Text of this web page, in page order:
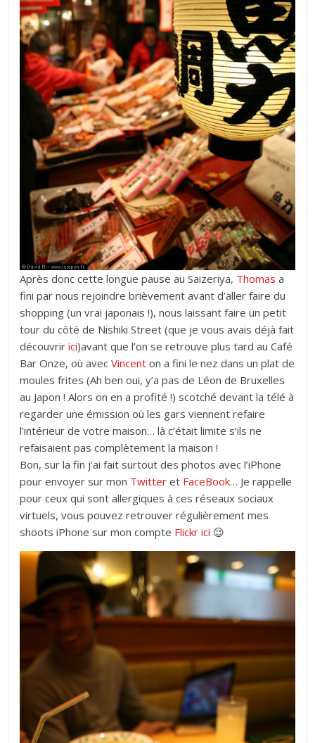
Après donc cette longue pause au Saizeriya, Thomas a
fini par nous rejoindre brièvement avant d’aller faire du
shopping (un vrai japonais !), nous laissant faire un petit
tour du côté de Nishiki Street (que je vous avais déjà fait
découvririci)avant que l’on se retrouve plus tard au Café
Bar Onze, où avecVincent on a fini le nez dans un plat de
moules frites (Ah ben oui, y’a pas de Léon de Bruxelles
au Japon ! Alors on en a profité !) scotché devant la télé à
regarder une émission où les gars viennent refaire
l’intérieur de votre maison… là c’était limite s’ils ne
refaisaient pas complètement la maison !
Bon, sur la fin j’ai fait surtout des photos avec l’iPhone
pour envoyer sur mon Twitter et FaceBook… Je rappelle
pour ceux qui sont allergiques à ces réseaux sociaux
virtuels, vous pouvez retrouver régulièrement mes
shoots iPhone sur mon compte Flickr ici 😉